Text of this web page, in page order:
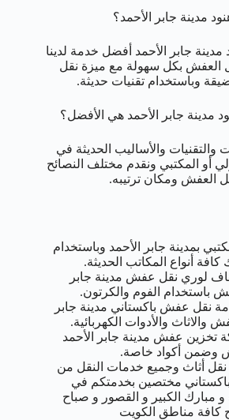
مدينة جابر الأحمد؟
جابر الأحمد أفضل خدمة لدينا
العفش بكل سهولة مع ميزة نقل
وباستخدام تقنيات حديثة.
مدينة جابر الأحمد هي الأفضل؟
والأساليب الحديثة في
أو المكتبي ونقدم مختلف النصائح
العفش ومكان ترتيبه.
بمدينة جابر الأحمد وباستخدام
أنواع المكاتب الحديثة.
لوري نقل عفش مدينة جابر
باستخدام الفوم والكرتون.
نقل عفش باكستاني مدينة جابر
والاثاث والأدوات الكهربائية.
تخزين عفش مدينة جابر الأحمد
وضمن أكواد خاصة.
نقل أثاث وجميع خدمات النقل من
مختصين بخدمتكم في
و مبارك الكبير و القصور و صباح
كافة مناطق الكويت